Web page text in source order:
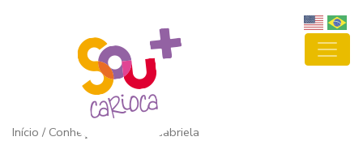
Início / Conheça a Cascata Gabriela